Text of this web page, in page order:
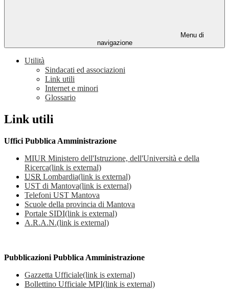
Menu di
navigazione
Utilità
Sindacati ed associazioni
Link utili
Internet e minori
Glossario
Link utili
Uffici Pubblica Amministrazione
MIUR Ministero dell'Istruzione, dell'Università e della
Ricerca(link is external)
USR Lombardia(link is external)
UST di Mantova(link is external)
Telefoni UST Mantova
Scuole della provincia di Mantova
Portale SIDI(link is external)
A.R.A.N.(link is external)
Pubblicazioni Pubblica Amministrazione
Gazzetta Ufficiale(link is external)
Bollettino Ufficiale MPI(link is external)